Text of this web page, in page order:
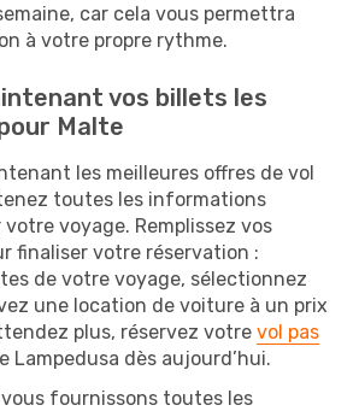
car cela vous permettra
à votre propre rythme.
vos billets les
Malte
les meilleures offres de vol
toutes les informations
voyage. Remplissez vos
finaliser votre réservation :
de votre voyage, sélectionnez
une location de voiture à un prix
plus, réservez votre vol pas
Lampedusa dès aujourd’hui.
vous fournissons toutes les